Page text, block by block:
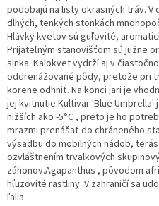
podobajú na listy okrasných tráv.
dlhých, tenkých stonkách
Hlávky kvetov sú guľovité,
Prijateľným stanovišťom sú južne
slnka. Kalokvet vydrží aj v
oddrenážované pôdy, pretože pri
korene odhniť. Na konci jari je
jej kvitnutie.Kultivar 'Blue
nižších ako -5°C , preto je ho
mrazmi prenášať do chráneného
výsadbu do mobilných nádob,
ozvláštnením trvalkových
záhonov.Agapanthus , pôvodom
hľuzovité rastliny. V zahraničí sa
ľalia.